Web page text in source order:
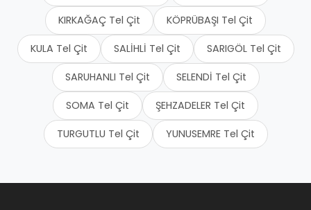
KIRKAĞAÇ Tel Çit KÖPRÜBAŞI Tel Çit
KULA Tel Çit SALİHLİ Tel Çit SARIGÖL Tel Çit
SARUHANLI Tel Çit SELENDİ Tel Çit
SOMA Tel Çit ŞEHZADELER Tel Çit
TURGUTLU Tel Çit YUNUSEMRE Tel Çit